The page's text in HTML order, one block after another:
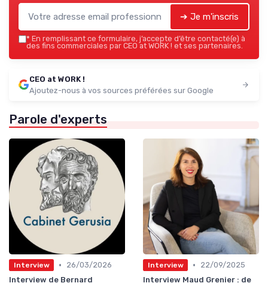
➔ Je m'inscris
* En remplissant ce formulaire, j’accepte d’être contacté(e) à
des fins commerciales par CEO at WORK ! et ses partenaires.
CEO at WORK !
Ajoutez-nous à vos sources préférées sur Google
Parole d'experts
Interview •
26/03/2026
Interview de Bernard
Interview •
22/09/2025
Interview Maud Grenier : de